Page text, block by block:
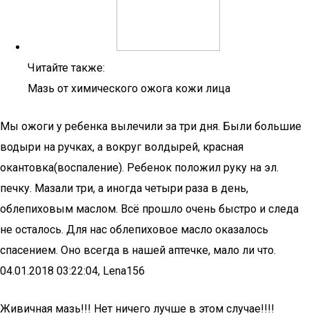
Читайте также:
Мазь от химического ожога кожи лица
Мы ожоги у ребенка вылечили за три дня. Были большие
водыри на ручках, а вокруг волдырей, красная
окантовка(воспаление). Ребенок положил руку на эл.
печку. Мазали три, а иногда четыри раза в день,
облепиховым маслом. Всё прошло очень быстро и следа
не осталось. Для нас облепиховое масло оказалось
спасением. Оно всегда в нашей аптечке, мало ли что.
04.01.2018 03:22:04, Lena156
Живичная мазь!!! Нет ничего лучше в этом случае!!!!